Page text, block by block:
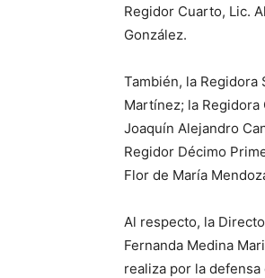
Regidor Cuarto, Lic.
González.
También, la Regidora
Martínez; la Regidora
Joaquín Alejandro
Regidor Décimo
Flor de María
Al respecto, la
Fernanda Medina
realiza por la